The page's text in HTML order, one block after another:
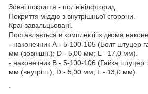
Зовні покриття - полівінілфторид.
Покриття міддю з внутрішньої сторони.
Краї завальцьовані.
Поставляється в комплекті із двома
- наконечник А - 5-100-105 (Болт штуцер
мм (зовнішн.); D - 5,00 мм; L - 17,0 мм).
- наконечник В - 5-100-106 (Гайка штуцер
мм (внутріш.); D - 5,00 мм; L - 13,0 мм).
.